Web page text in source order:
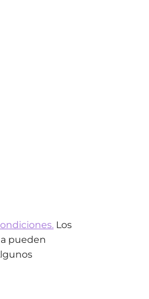
Los
pueden